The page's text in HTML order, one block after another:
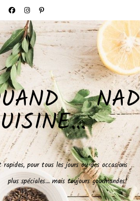
NAD
pour tous les jours ou des occasions
plus spéciales… mais toujours gourmandes!